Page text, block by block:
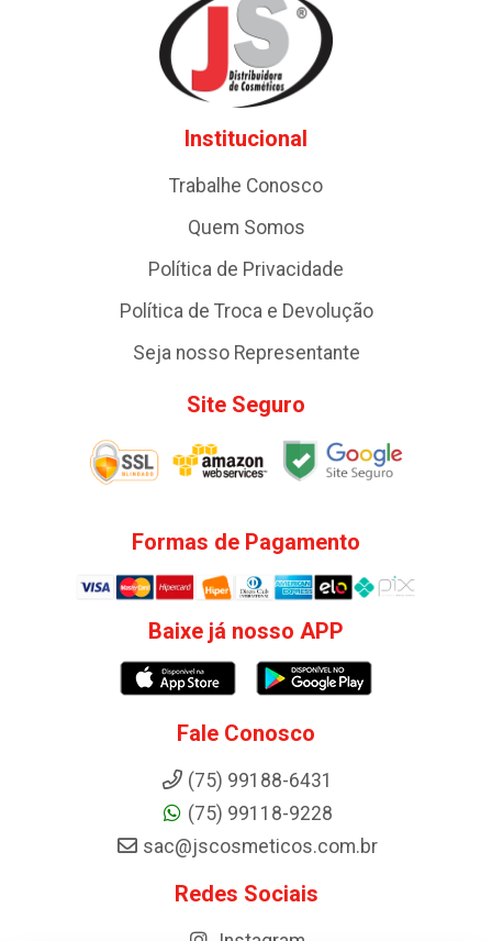
Institucional
Trabalhe Conosco
Quem Somos
Política de Privacidade
Política de Troca e Devolução
Seja nosso Representante
Site Seguro
Formas de Pagamento
Baixe já nosso APP
Fale Conosco
(75) 99188-6431
(75) 99118-9228
sac@jscosmeticos.com.br
Redes Sociais